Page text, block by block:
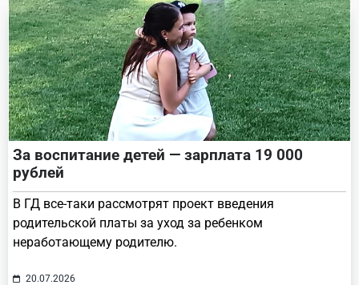
За воспитание детей — зарплата 19 000
рублей
В ГД все-таки рассмотрят проект введения
родительской платы за уход за ребенком
неработающему родителю.
20.07.2026